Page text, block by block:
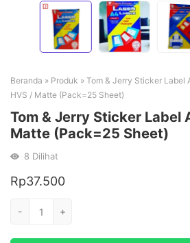
Beranda » Produk » Tom & Jerry Sticker Label
HVS / Matte (Pack=25 Sheet)
Tom & Jerry Sticker Label
Matte (Pack=25 Sheet)
8 Dilihat
Rp37.500
-
&
+